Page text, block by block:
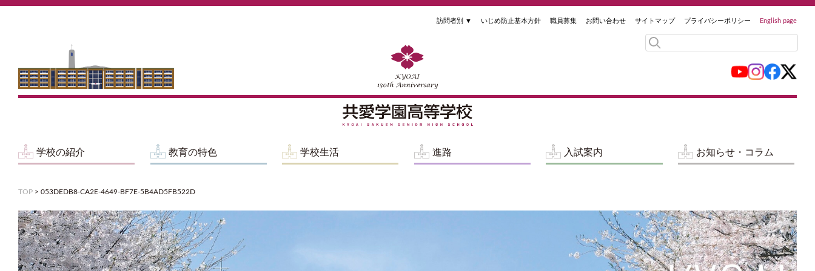
訪問者別 ▼ いじめ防止基本方針 職員募集 お問い合わせ サイトマップ プライバシーポリシー English page
学校の紹介 教育の特色 学校生活 進路 入試案内 お知らせ・コラム
TOP > 053DEDB8-CA2E-4649-BF7E-5B4AD5FB522D